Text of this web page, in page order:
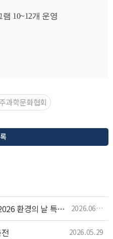
10~12개 운영
과학문화협회
[국립광주과학관] 2026 환경의 날 특별행사 2026.06.01
2026.05.29